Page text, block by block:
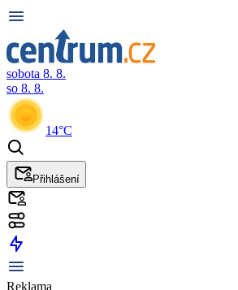
sobota 8. 8.
so 8. 8.
14°C
Přihlášení
Reklama